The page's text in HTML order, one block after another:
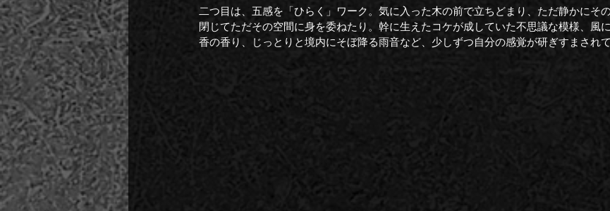
二つ目は、五感を「ひらく」ワーク。気に入った木の前で立ちどまり、ただ静かにそ
閉じてただその空間に身を委ねたり。幹に生えたコケが成していた不思議な模様、風
香の香り、じっとりと境内にそぼ降る雨音など、少しずつ自分の感覚が研ぎすまされ